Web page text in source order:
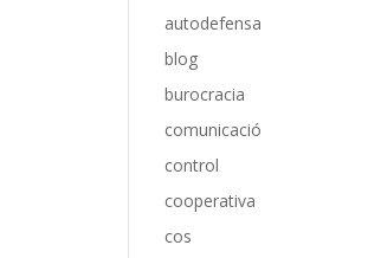
autodefensa
blog
burocracia
comunicació
control
cooperativa
cos